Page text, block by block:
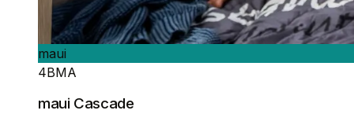
maui
4BMA
maui Cascade